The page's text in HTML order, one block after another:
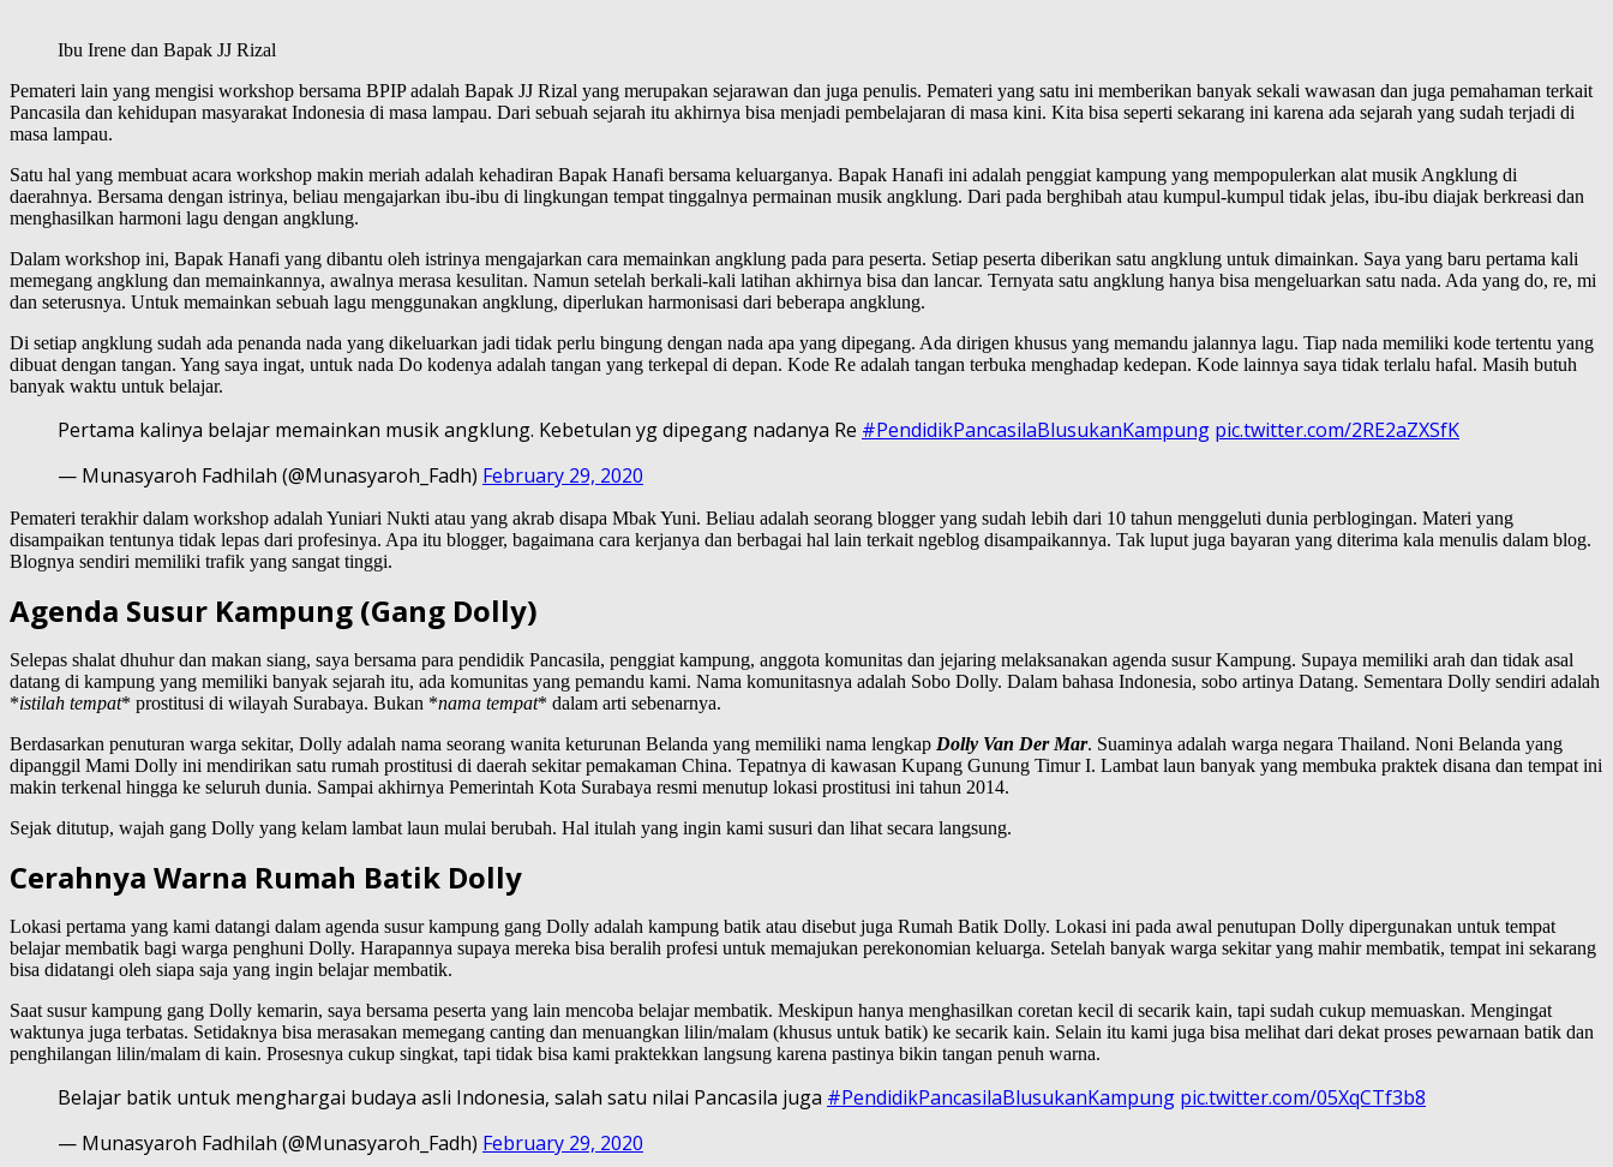
Ibu Irene dan Bapak JJ Rizal
Pemateri lain yang mengisi workshop bersama BPIP adalah Bapak JJ Rizal yang merupakan sejarawan dan juga penulis. Pemateri yang satu ini memberikan banyak sekali wawasan dan juga pemahaman terkait
Pancasila dan kehidupan masyarakat Indonesia di masa lampau. Dari sebuah sejarah itu akhirnya bisa menjadi pembelajaran di masa kini. Kita bisa seperti sekarang ini karena ada sejarah yang sudah terjadi di
masa lampau.
Satu hal yang membuat acara workshop makin meriah adalah kehadiran Bapak Hanafi bersama keluarganya. Bapak Hanafi ini adalah penggiat kampung yang mempopulerkan alat musik Angklung di
daerahnya. Bersama dengan istrinya, beliau mengajarkan ibu-ibu di lingkungan tempat tinggalnya permainan musik angklung. Dari pada berghibah atau kumpul-kumpul tidak jelas, ibu-ibu diajak berkreasi dan
menghasilkan harmoni lagu dengan angklung.
Dalam workshop ini, Bapak Hanafi yang dibantu oleh istrinya mengajarkan cara memainkan angklung pada para peserta. Setiap peserta diberikan satu angklung untuk dimainkan. Saya yang baru pertama kali
memegang angklung dan memainkannya, awalnya merasa kesulitan. Namun setelah berkali-kali latihan akhirnya bisa dan lancar. Ternyata satu angklung hanya bisa mengeluarkan satu nada. Ada yang do, re, mi
dan seterusnya. Untuk memainkan sebuah lagu menggunakan angklung, diperlukan harmonisasi dari beberapa angklung.
Di setiap angklung sudah ada penanda nada yang dikeluarkan jadi tidak perlu bingung dengan nada apa yang dipegang. Ada dirigen khusus yang memandu jalannya lagu. Tiap nada memiliki kode tertentu yang
dibuat dengan tangan. Yang saya ingat, untuk nada Do kodenya adalah tangan yang terkepal di depan. Kode Re adalah tangan terbuka menghadap kedepan. Kode lainnya saya tidak terlalu hafal. Masih butuh
banyak waktu untuk belajar.
Pertama kalinya belajar memainkan musik angklung. Kebetulan yg dipegang nadanya Re #PendidikPancasilaBlusukanKampung pic.twitter.com/2RE2aZXSfK
— Munasyaroh Fadhilah (@Munasyaroh_Fadh) February 29, 2020
Pemateri terakhir dalam workshop adalah Yuniari Nukti atau yang akrab disapa Mbak Yuni. Beliau adalah seorang blogger yang sudah lebih dari 10 tahun menggeluti dunia perblogingan. Materi yang
disampaikan tentunya tidak lepas dari profesinya. Apa itu blogger, bagaimana cara kerjanya dan berbagai hal lain terkait ngeblog disampaikannya. Tak luput juga bayaran yang diterima kala menulis dalam blog.
Blognya sendiri memiliki trafik yang sangat tinggi.
Agenda Susur Kampung (Gang Dolly)
Selepas shalat dhuhur dan makan siang, saya bersama para pendidik Pancasila, penggiat kampung, anggota komunitas dan jejaring melaksanakan agenda susur Kampung. Supaya memiliki arah dan tidak asal
datang di kampung yang memiliki banyak sejarah itu, ada komunitas yang pemandu kami. Nama komunitasnya adalah Sobo Dolly. Dalam bahasa Indonesia, sobo artinya Datang. Sementara Dolly sendiri adalah
*istilah tempat* prostitusi di wilayah Surabaya. Bukan *nama tempat* dalam arti sebenarnya.
Berdasarkan penuturan warga sekitar, Dolly adalah nama seorang wanita keturunan Belanda yang memiliki nama lengkap Dolly Van Der Mar. Suaminya adalah warga negara Thailand. Noni Belanda yang
dipanggil Mami Dolly ini mendirikan satu rumah prostitusi di daerah sekitar pemakaman China. Tepatnya di kawasan Kupang Gunung Timur I. Lambat laun banyak yang membuka praktek disana dan tempat ini
makin terkenal hingga ke seluruh dunia. Sampai akhirnya Pemerintah Kota Surabaya resmi menutup lokasi prostitusi ini tahun 2014.
Sejak ditutup, wajah gang Dolly yang kelam lambat laun mulai berubah. Hal itulah yang ingin kami susuri dan lihat secara langsung.
Cerahnya Warna Rumah Batik Dolly
Lokasi pertama yang kami datangi dalam agenda susur kampung gang Dolly adalah kampung batik atau disebut juga Rumah Batik Dolly. Lokasi ini pada awal penutupan Dolly dipergunakan untuk tempat
belajar membatik bagi warga penghuni Dolly. Harapannya supaya mereka bisa beralih profesi untuk memajukan perekonomian keluarga. Setelah banyak warga sekitar yang mahir membatik, tempat ini sekarang
bisa didatangi oleh siapa saja yang ingin belajar membatik.
Saat susur kampung gang Dolly kemarin, saya bersama peserta yang lain mencoba belajar membatik. Meskipun hanya menghasilkan coretan kecil di secarik kain, tapi sudah cukup memuaskan. Mengingat
waktunya juga terbatas. Setidaknya bisa merasakan memegang canting dan menuangkan lilin/malam (khusus untuk batik) ke secarik kain. Selain itu kami juga bisa melihat dari dekat proses pewarnaan batik dan
penghilangan lilin/malam di kain. Prosesnya cukup singkat, tapi tidak bisa kami praktekkan langsung karena pastinya bikin tangan penuh warna.
Belajar batik untuk menghargai budaya asli Indonesia, salah satu nilai Pancasila juga #PendidikPancasilaBlusukanKampung pic.twitter.com/05XqCTf3b8
— Munasyaroh Fadhilah (@Munasyaroh_Fadh) February 29, 2020